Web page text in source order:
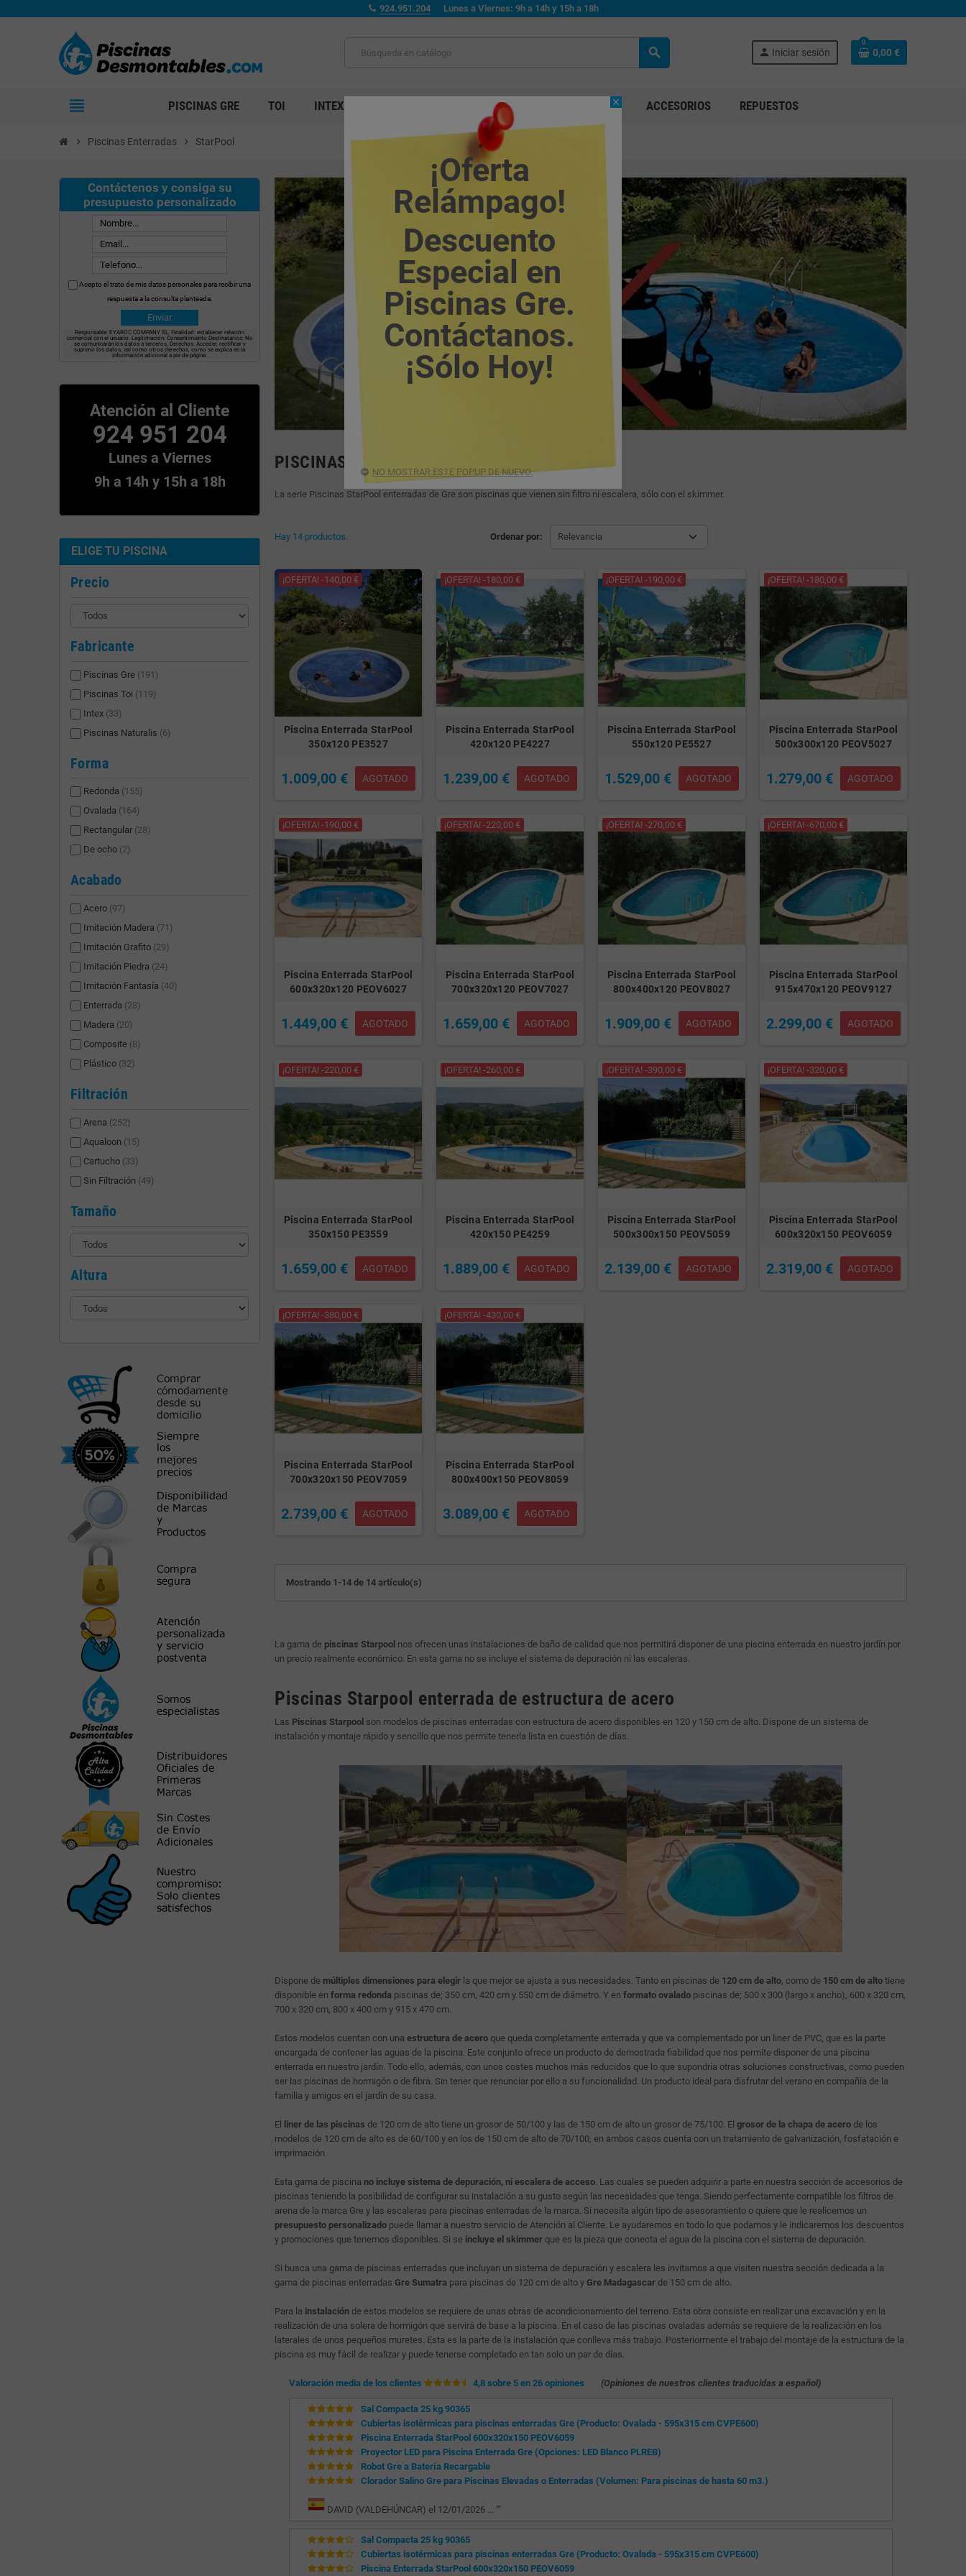
924.951.204Lunes a Viernes: 9h a 14h y 15h a 18h
search person Iniciar sesión
0
0,00 €
view_headline PISCINAS GRE TOI INTEX MADERA LIMPIAFONDOS ACCESORIOS REPUESTOS
chevron_right Piscinas Enterradas chevron_right StarPool
Contáctenos y consiga su
presupuesto personalizado
Acepto el trato de mis datos personales para recibir una
respuesta a la consulta planteada.
Responsable: EYAROC COMPANY SL, Finalidad: establecer relación
comercial con el usuario. Legitimación: Consentimiento Destinatarios: No
se comunicarán los datos a terceros, Derechos: Acceder, rectificar y
suprimir los datos, así como otros derechos, como se explica en la
información adicional a pie de página.
Atención al Cliente
924 951 204
Lunes a Viernes
9h a 14h y 15h a 18h
ELIGE TU PISCINA
Precio
Fabricante
Piscinas Gre (191)
Piscinas Toi (119)
Intex (33)
Piscinas Naturalis (6)
Forma
Redonda (155)
Ovalada (164)
Rectangular (28)
De ocho (2)
Acabado
Acero (97)
Imitación Madera (71)
Imitación Grafito (29)
Imitación Piedra (24)
Imitación Fantasía (40)
Enterrada (28)
Madera (20)
Composite (8)
Plástico (32)
Filtración
Arena (252)
Aqualoon (15)
Cartucho (33)
Sin Filtración (49)
Tamaño
Altura
PISCINAS STARPOOL
La serie Piscinas StarPool enterradas de Gre son piscinas que vienen sin filtro ni escalera, sólo con el skimmer.
Ordenar por: Relevancia
Hay 14 productos.
¡OFERTA! -140,00 €
Piscina Enterrada StarPool
350x120 PE3527
1.009,00 € AGOTADO
¡OFERTA! -180,00 €
Piscina Enterrada StarPool
420x120 PE4227
1.239,00 € AGOTADO
¡OFERTA! -190,00 €
Piscina Enterrada StarPool
550x120 PE5527
1.529,00 € AGOTADO
¡OFERTA! -180,00 €
Piscina Enterrada StarPool
500x300x120 PEOV5027
1.279,00 € AGOTADO
¡OFERTA! -190,00 €
Piscina Enterrada StarPool
600x320x120 PEOV6027
1.449,00 € AGOTADO
¡OFERTA! -220,00 €
Piscina Enterrada StarPool
700x320x120 PEOV7027
1.659,00 € AGOTADO
¡OFERTA! -270,00 €
Piscina Enterrada StarPool
800x400x120 PEOV8027
1.909,00 € AGOTADO
¡OFERTA! -670,00 €
Piscina Enterrada StarPool
915x470x120 PEOV9127
2.299,00 € AGOTADO
¡OFERTA! -220,00 €
Piscina Enterrada StarPool
350x150 PE3559
1.659,00 € AGOTADO
¡OFERTA! -260,00 €
Piscina Enterrada StarPool
420x150 PE4259
1.889,00 € AGOTADO
¡OFERTA! -390,00 €
Piscina Enterrada StarPool
500x300x150 PEOV5059
2.139,00 € AGOTADO
¡OFERTA! -320,00 €
Piscina Enterrada StarPool
600x320x150 PEOV6059
2.319,00 € AGOTADO
¡OFERTA! -380,00 €
Piscina Enterrada StarPool
700x320x150 PEOV7059
2.739,00 € AGOTADO
¡OFERTA! -430,00 €
Piscina Enterrada StarPool
800x400x150 PEOV8059
3.089,00 € AGOTADO
Mostrando 1-14 de 14 artículo(s)
La gama de piscinas Starpool nos ofrecen unas instalaciones de baño de calidad que nos permitirá disponer de una piscina enterrada en nuestro jardín por
un precio realmente económico. En esta gama no se incluye el sistema de depuración ni las escaleras.
Piscinas Starpool enterrada de estructura de acero
Las Piscinas Starpool son modelos de piscinas enterradas con estructura de acero disponibles en 120 y 150 cm de alto. Dispone de un sistema de
instalación y montaje rápido y sencillo que nos permite tenerla lista en cuestión de días.
Dispone de múltiples dimensiones para elegir la que mejor se ajusta a sus necesidades. Tanto en piscinas de 120 cm de alto, como de 150 cm de alto tiene
disponible en forma redonda piscinas de; 350 cm, 420 cm y 550 cm de diámetro. Y en formato ovalado piscinas de; 500 x 300 (largo x ancho), 600 x 320 cm,
700 x 320 cm, 800 x 400 cm y 915 x 470 cm.
Estos modelos cuentan con una estructura de acero que queda completamente enterrada y que va complementado por un liner de PVC, que es la parte
encargada de contener las aguas de la piscina. Este conjunto ofrece un producto de demostrada fiabilidad que nos permite disponer de una piscina
enterrada en nuestro jardín. Todo ello, además, con unos costes muchos más reducidos que lo que supondría otras soluciones constructivas, como pueden
ser las piscinas de hormigón o de fibra. Sin tener que renunciar por ello a su funcionalidad. Un producto ideal para disfrutar del verano en compañía de la
familia y amigos en el jardín de su casa.
El liner de las piscinas de 120 cm de alto tiene un grosor de 50/100 y las de 150 cm de alto un grosor de 75/100. El grosor de la chapa de acero de los
modelos de 120 cm de alto es de 60/100 y en los de 150 cm de alto de 70/100, en ambos casos cuenta con un tratamiento de galvanización, fosfatación e
imprimación.
Esta gama de piscina no incluye sistema de depuración, ni escalera de acceso. Las cuales se pueden adquirir a parte en nuestra sección de accesorios de
piscinas teniendo la posibilidad de configurar su instalación a su gusto según las necesidades que tenga. Siendo perfectamente compatible los filtros de
arena de la marca Gre y las escaleras para piscinas enterradas de la marca. Si necesita algún tipo de asesoramiento o quiere que le realicemos un
presupuesto personalizado puede llamar a nuestro servicio de Atención al Cliente. Le ayudaremos en todo lo que podamos y le indicaremos los descuentos
y promociones que tenemos disponibles. Si se incluye el skimmer que es la pieza que conecta el agua de la piscina con el sistema de depuración.
Si busca una gama de piscinas enterradas que incluyan un sistema de depuración y escalera les invitamos a que visiten nuestra sección dedicada a la
gama de piscinas enterradas Gre Sumatra para piscinas de 120 cm de alto y Gre Madagascar de 150 cm de alto.
Para la instalación de estos modelos se requiere de unas obras de acondicionamiento del terreno. Esta obra consiste en realizar una excavación y en la
realización de una solera de hormigón que servirá de base a la piscina. En el caso de las piscinas ovaladas además se requiere de la realización en los
laterales de unos pequeños muretes. Esta es la parte de la instalación que conlleva más trabajo. Posteriormente el trabajo del montaje de la estructura de la
piscina es muy fácil de realizar y puede tenerse completado en tan solo un par de días.
Valoración media de los clientes 4,8 sobre 5 en 26 opiniones (Opiniones de nuestros clientes traducidas a español)
Sal Compacta 25 kg 90365
Cubiertas isotérmicas para piscinas enterradas Gre (Producto: Ovalada - 595x315 cm CVPE600)
Piscina Enterrada StarPool 600x320x150 PEOV6059
Proyector LED para Piscina Enterrada Gre (Opciones: LED Blanco PLREB)
Robot Gre a Batería Recargable
Clorador Salino Gre para Piscinas Elevadas o Enterradas (Volumen: Para piscinas de hasta 60 m3.)
DAVID (VALDEHÚNCAR) el 12/01/2026 ... ""
Sal Compacta 25 kg 90365
Cubiertas isotérmicas para piscinas enterradas Gre (Producto: Ovalada - 595x315 cm CVPE600)
Piscina Enterrada StarPool 600x320x150 PEOV6059
close
¡Oferta
Relámpago!
Descuento
Especial en
Piscinas Gre.
Contáctanos.
¡Sólo Hoy!
NO MOSTRAR ESTE POPUP DE NUEVO.